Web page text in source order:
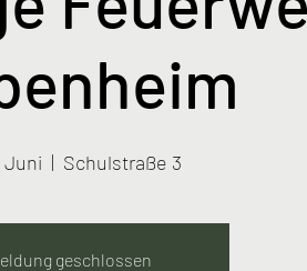
Juni
  |
Schulstraße 3
geschlossen